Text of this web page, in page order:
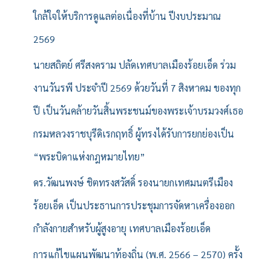
ใกล้ใจให้บริการดูแลต่อเนื่องที่บ้าน ปีงบประมาณ
2569
นายสถิตย์ ศรีสงคราม ปลัดเทศบาลเมืองร้อยเอ็ด ร่วม
งานวันรพี ประจำปี 2569 ด้วยวันที่ 7 สิงหาคม ของทุก
ปี เป็นวันคล้ายวันสิ้นพระชนม์ของพระเจ้าบรมวงศ์เธอ
กรมหลวงราชบุรีดิเรกฤทธิ์ ผู้ทรงได้รับการยกย่องเป็น
“พระบิดาแห่งกฎหมายไทย”
ดร.วัฒนพงษ์ ชิตทรงสวัสดิ์ รองนายกเทศมนตรีเมือง
ร้อยเอ็ด เป็นประธานการประชุมการจัดหาเครื่องออก
กำลังกายสำหรับผู้สูงอายุ เทศบาลเมืองร้อยเอ็ด
การแก้ไขแผนพัฒนาท้องถิ่น (พ.ศ. 2566 – 2570) ครั้ง